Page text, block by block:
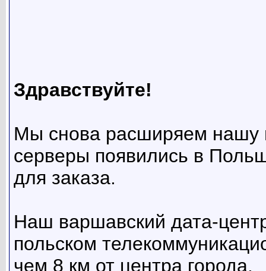
Здравствуйте!
Мы снова расширяем нашу
серверы появились в
для заказа.
Наш варшавский дата-
польском
чем 8 км от центра города.